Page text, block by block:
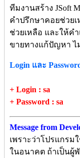
ทีมงานสร้าง JSoft
คำปรึกษาคอยช่วยเ
ช่วยเหลือ และให้ค
ขายทางแก้ปัญหา ไ
Login และ
+ Login : sa
+ Password : sa
Message from
เพราะว่าโปรแกรม
ในอนาคต ถ้าเป็นผู้